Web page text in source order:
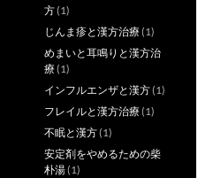
方(1)
じんま疹と漢方治療(1)
めまいと耳鳴りと漢方治
療(1)
インフルエンザと漢方(1)
フレイルと漢方治療(1)
不眠と漢方(1)
安定剤をやめるための柴
朴湯(1)